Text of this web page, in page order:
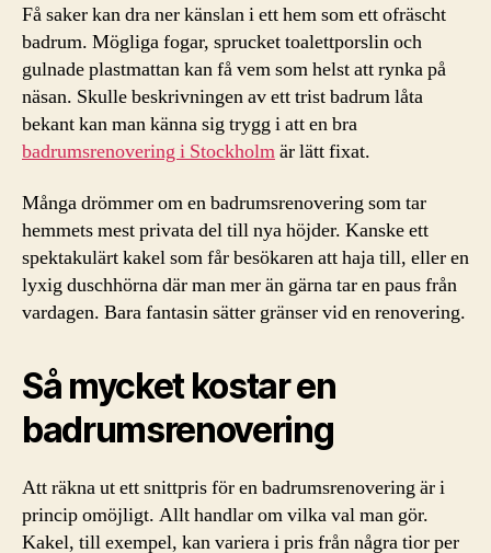
Få saker kan dra ner känslan i ett hem som ett ofräscht
badrum. Mögliga fogar, sprucket toalettporslin och
gulnade plastmattan kan få vem som helst att rynka på
näsan. Skulle beskrivningen av ett trist badrum låta
bekant kan man känna sig trygg i att en bra
badrumsrenovering i Stockholmär lätt fixat.
Många drömmer om en badrumsrenovering som tar
hemmets mest privata del till nya höjder. Kanske ett
spektakulärt kakel som får besökaren att haja till, eller en
lyxig duschhörna där man mer än gärna tar en paus från
vardagen. Bara fantasin sätter gränser vid en renovering.
Så mycket kostar en
badrumsrenovering
Att räkna ut ett snittpris för en badrumsrenovering är i
princip omöjligt. Allt handlar om vilka val man gör.
Kakel, till exempel, kan variera i pris från några tior per